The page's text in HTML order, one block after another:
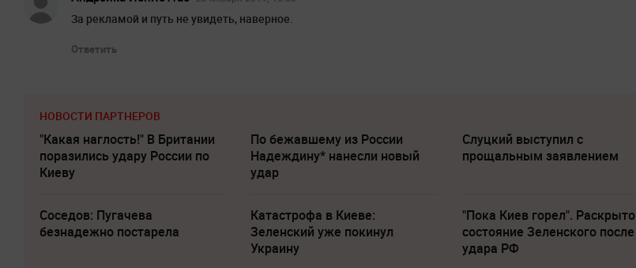
За рекламой и путь не увидеть, наверное.
Ответить
НОВОСТИ ПАРТНЕРОВ
"Какая наглость!" В Британии
поразились удару России по
Киеву
По бежавшему из России
Надеждину* нанесли новый
удар
Слуцкий выступил с
прощальным заявлением
Соседов: Пугачева
безнадежно постарела
Катастрофа в Киеве:
Зеленский уже покинул
Украину
"Пока Киев горел". Раскрыто
состояние Зеленского после
удара РФ